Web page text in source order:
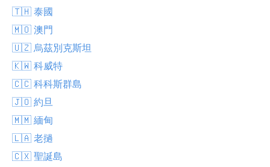
🇹🇭 泰國
🇲🇴 澳門
🇺🇿 烏茲別克斯坦
🇰🇼 科威特
🇨🇨 科科斯群島
🇯🇴 約旦
🇲🇲 緬甸
🇱🇦 老撾
🇨🇽 聖誕島